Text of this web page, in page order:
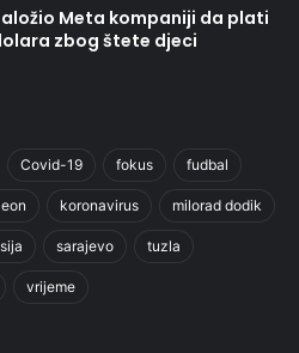
Meta kompaniji da plati
zbog štete djeci
Covid-19 fokus fudbal
koronavirus milorad dodik
sarajevo tuzla
vrijeme